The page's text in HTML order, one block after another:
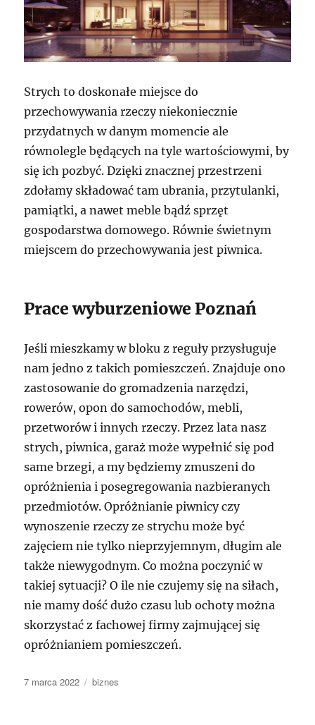
Strych to doskonałe miejsce do
przechowywania rzeczy niekoniecznie
przydatnych w danym momencie ale
równolegle będących na tyle wartościowymi, by
się ich pozbyć. Dzięki znacznej przestrzeni
zdołamy składować tam ubrania, przytulanki,
pamiątki, a nawet meble bądź sprzęt
gospodarstwa domowego. Równie świetnym
miejscem do przechowywania jest piwnica.
Prace wyburzeniowe Poznań
Jeśli mieszkamy w bloku z reguły przysługuje
nam jedno z takich pomieszczeń. Znajduje ono
zastosowanie do gromadzenia narzędzi,
rowerów, opon do samochodów, mebli,
przetworów i innych rzeczy. Przez lata nasz
strych, piwnica, garaż może wypełnić się pod
same brzegi, a my będziemy zmuszeni do
opróżnienia i posegregowania nazbieranych
przedmiotów. Opróżnianie piwnicy czy
wynoszenie rzeczy ze strychu może być
zajęciem nie tylko nieprzyjemnym, długim ale
także niewygodnym. Co można poczynić w
takiej sytuacji? O ile nie czujemy się na siłach,
nie mamy dość dużo czasu lub ochoty można
skorzystać z fachowej firmy zajmującej się
opróżnianiem pomieszczeń.
Data
7 marca 2022 Kategorie
biznes